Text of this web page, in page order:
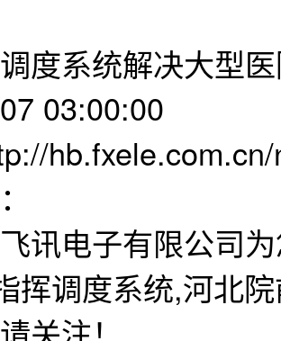
度系统解决大型
03:00:00
讯电子有限公司
挥调度系统,河北